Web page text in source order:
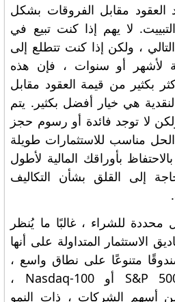
العقود مقابل الفروقات بشكل
لا يهم إذا كنت تبيع في
، ولكن إذا كنت تتطلع إلى
لأشهر أو سنوات ، فإن هذه
بكثير من قيمة العقود مقابل
هي خيار أفضل بكثير. يتم
لا توجد فائدة أو رسوم حجز
مناسب للاستثمارات طويلة
بأوراقك المالية لأطول
إلى القلق بشأن التكاليف
محددة للشراء ، غالبًا ما يُنظر
الاستثمار المتداولة على أنها
متنوعًا على نطاق واسع ،
مثل صندوق مؤشر S&P 500 أو Nasdaq-100 ،
الشركات ، ذات النمو